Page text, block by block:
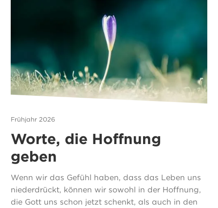
Frühjahr 2026
Worte, die Hoffnung
geben
Wenn wir das Gefühl haben, dass das Leben uns
niederdrückt, können wir sowohl in der Hoffnung,
die Gott uns schon jetzt schenkt, als auch in den